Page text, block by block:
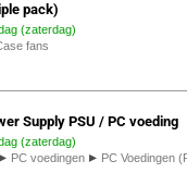
pack)
(zaterdag)
fans
Supply PSU / PC voeding
(zaterdag)
▸ PC voedingen ▸ PC Voedingen